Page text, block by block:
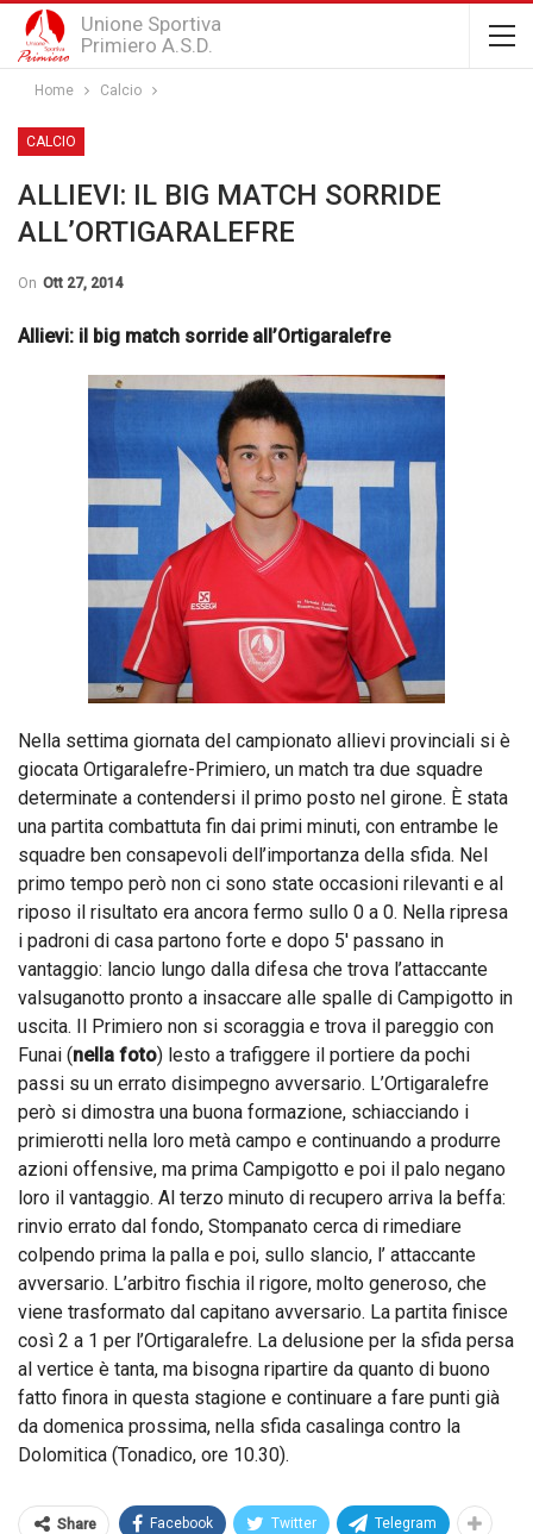
Unione Sportiva
Primiero A.S.D.
Home Calcio
CALCIO
ALLIEVI: IL BIG MATCH SORRIDE
ALL’ORTIGARALEFRE
On Ott 27, 2014
Allievi: il big match sorride all’Ortigaralefre
Nella settima giornata del campionato allievi provinciali si è
giocata Ortigaralefre-Primiero, un match tra due squadre
determinate a contendersi il primo posto nel girone. È stata
una partita combattuta fin dai primi minuti, con entrambe le
squadre ben consapevoli dell’importanza della sfida. Nel
primo tempo però non ci sono state occasioni rilevanti e al
riposo il risultato era ancora fermo sullo 0 a 0. Nella ripresa
i padroni di casa partono forte e dopo 5′ passano in
vantaggio: lancio lungo dalla difesa che trova l’attaccante
valsuganotto pronto a insaccare alle spalle di Campigotto in
uscita. Il Primiero non si scoraggia e trova il pareggio con
Funai (nella foto) lesto a trafiggere il portiere da pochi
passi su un errato disimpegno avversario. L’Ortigaralefre
però si dimostra una buona formazione, schiacciando i
primierotti nella loro metà campo e continuando a produrre
azioni offensive, ma prima Campigotto e poi il palo negano
loro il vantaggio. Al terzo minuto di recupero arriva la beffa:
rinvio errato dal fondo, Stompanato cerca di rimediare
colpendo prima la palla e poi, sullo slancio, l’ attaccante
avversario. L’arbitro fischia il rigore, molto generoso, che
viene trasformato dal capitano avversario. La partita finisce
così 2 a 1 per l’Ortigaralefre. La delusione per la sfida persa
al vertice è tanta, ma bisogna ripartire da quanto di buono
fatto finora in questa stagione e continuare a fare punti già
da domenica prossima, nella sfida casalinga contro la
Dolomitica (Tonadico, ore 10.30).
Share Facebook Twitter Telegram